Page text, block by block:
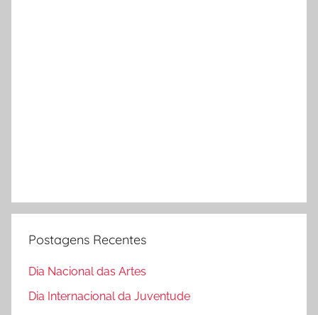
Postagens Recentes
Dia Nacional das Artes
Dia Internacional da Juventude